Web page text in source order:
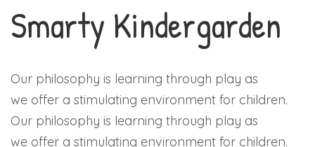
Smarty Kindergarden
Our philosophy is learning through play as
we offer a stimulating environment for children.
Our philosophy is learning through play as
we offer a stimulating environment for children.